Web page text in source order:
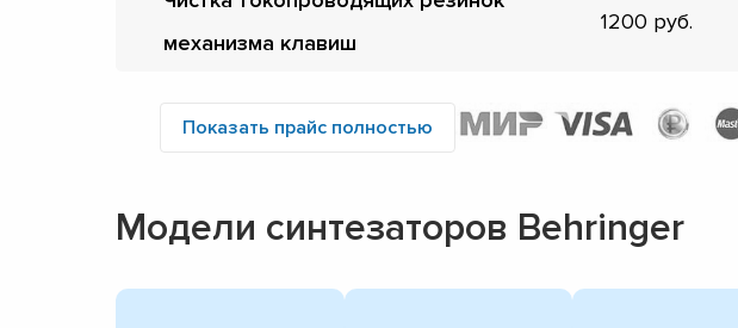
механизма клавиш
1200
Показать прайс полностью
Модели синтезаторов Behringer